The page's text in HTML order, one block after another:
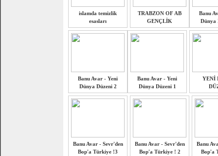
islamda temizlik
esasları
TRABZON OF AB
GENÇLİK
Banu
Dünya
Banu Avar - Yeni
Dünya Düzeni 2
Banu Avar - Yeni
Dünya Düzeni 1
YENİ
Banu Avar - Sevr'den
Bop'a Türkiye !3
Banu Avar - Sevr'den
Bop'a Türkiye ! 2
Banu
Bop'a